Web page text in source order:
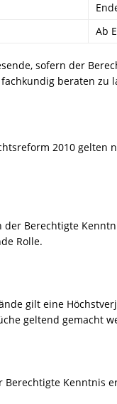
Ab
sofern der
beraten zu
2010 gelten
Berechtigte
Rolle.
gilt eine
geltend gemacht
Kenntnis